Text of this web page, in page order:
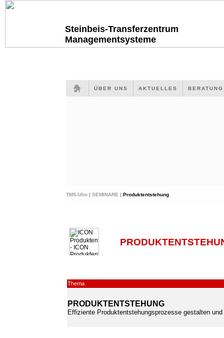
Steinbeis-Transferzentrum
Managementsysteme
ÜBER UNS AKTUELLES
TMS-Ulm | SEMINARE | Produktentstehung
Thema
PRODUKTENTSTEHUNG
Effiziente Produktentstehungsprozesse gestalten und